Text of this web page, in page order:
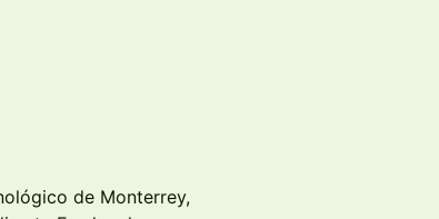
de Monterrey,